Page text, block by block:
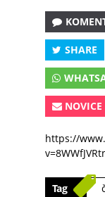
SHARE
NOVICE
https://
Tag